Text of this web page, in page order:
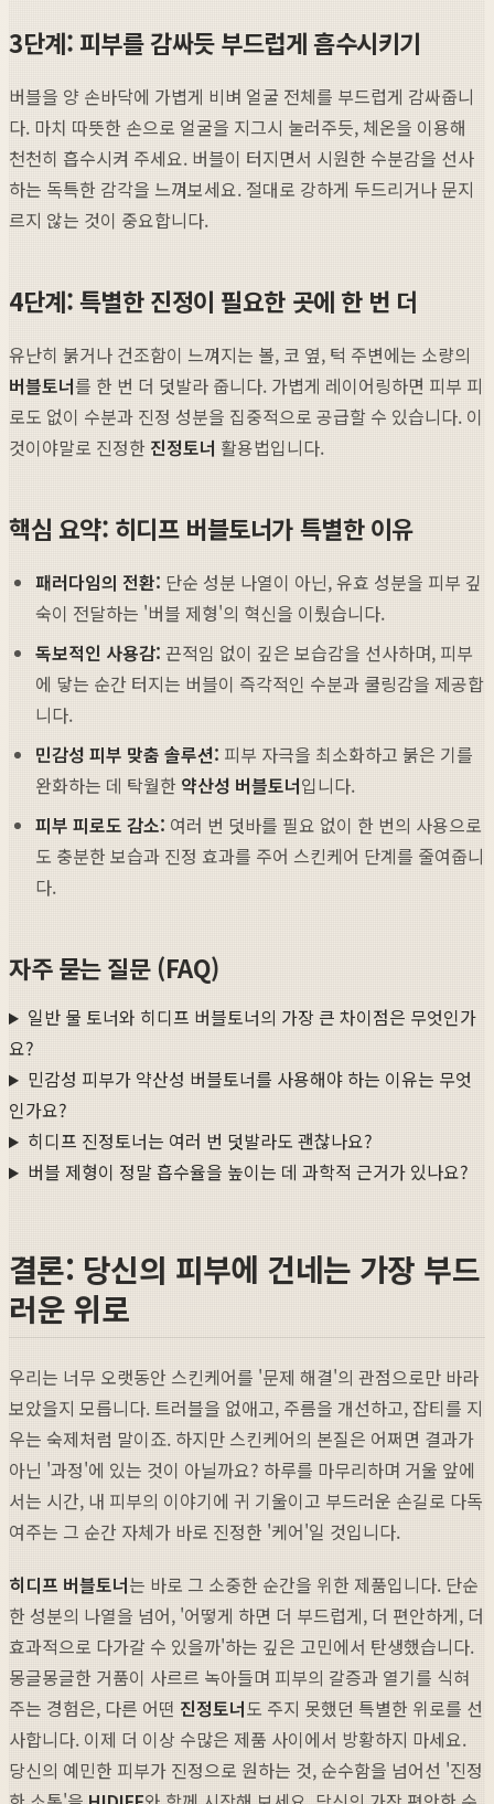
3단계: 피부를 감싸듯 부드럽게 흡수시키기
버블을 양 손바닥에 가볍게 비벼 얼굴 전체를 부드럽게 감싸줍니
다. 마치 따뜻한 손으로 얼굴을 지그시 눌러주듯, 체온을 이용해
천천히 흡수시켜 주세요. 버블이 터지면서 시원한 수분감을 선사
하는 독특한 감각을 느껴보세요. 절대로 강하게 두드리거나 문지
르지 않는 것이 중요합니다.
4단계: 특별한 진정이 필요한 곳에 한 번 더
유난히 붉거나 건조함이 느껴지는 볼, 코 옆, 턱 주변에는 소량의
버블토너를 한 번 더 덧발라 줍니다. 가볍게 레이어링하면 피부 피
로도 없이 수분과 진정 성분을 집중적으로 공급할 수 있습니다. 이
것이야말로 진정한 진정토너 활용법입니다.
핵심 요약: 히디프 버블토너가 특별한 이유
패러다임의 전환: 단순 성분 나열이 아닌, 유효 성분을 피부 깊
숙이 전달하는 '버블 제형'의 혁신을 이뤘습니다.
독보적인 사용감: 끈적임 없이 깊은 보습감을 선사하며, 피부
에 닿는 순간 터지는 버블이 즉각적인 수분과 쿨링감을 제공합
니다.
민감성 피부 맞춤 솔루션: 피부 자극을 최소화하고 붉은 기를
완화하는 데 탁월한 약산성 버블토너입니다.
피부 피로도 감소: 여러 번 덧바를 필요 없이 한 번의 사용으로
도 충분한 보습과 진정 효과를 주어 스킨케어 단계를 줄여줍니
다.
자주 묻는 질문 (FAQ)
일반 물 토너와 히디프 버블토너의 가장 큰 차이점은 무엇인가
요?
민감성 피부가 약산성 버블토너를 사용해야 하는 이유는 무엇
인가요?
히디프 진정토너는 여러 번 덧발라도 괜찮나요?
버블 제형이 정말 흡수율을 높이는 데 과학적 근거가 있나요?
결론: 당신의 피부에 건네는 가장 부드
러운 위로
우리는 너무 오랫동안 스킨케어를 '문제 해결'의 관점으로만 바라
보았을지 모릅니다. 트러블을 없애고, 주름을 개선하고, 잡티를 지
우는 숙제처럼 말이죠. 하지만 스킨케어의 본질은 어쩌면 결과가
아닌 '과정'에 있는 것이 아닐까요? 하루를 마무리하며 거울 앞에
서는 시간, 내 피부의 이야기에 귀 기울이고 부드러운 손길로 다독
여주는 그 순간 자체가 바로 진정한 '케어'일 것입니다.
히디프 버블토너는 바로 그 소중한 순간을 위한 제품입니다. 단순
한 성분의 나열을 넘어, '어떻게 하면 더 부드럽게, 더 편안하게, 더
효과적으로 다가갈 수 있을까'하는 깊은 고민에서 탄생했습니다.
몽글몽글한 거품이 사르르 녹아들며 피부의 갈증과 열기를 식혀
주는 경험은, 다른 어떤 진정토너도 주지 못했던 특별한 위로를 선
사합니다. 이제 더 이상 수많은 제품 사이에서 방황하지 마세요.
당신의 예민한 피부가 진정으로 원하는 것, 순수함을 넘어선 '진정